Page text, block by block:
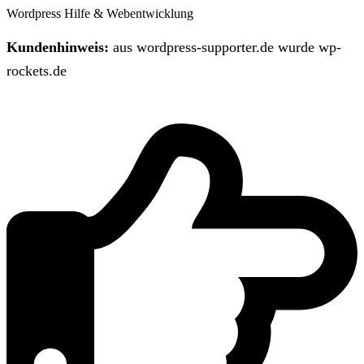
Wordpress Hilfe & Webentwicklung
Kundenhinweis: aus wordpress-supporter.de wurde wp-
rockets.de